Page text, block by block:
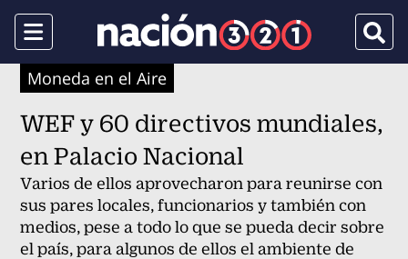
Menu
Moneda en el Aire
WEF y 60 directivos mundiales,
en Palacio Nacional
Varios de ellos aprovecharon para reunirse con
sus pares locales, funcionarios y también con
medios, pese a todo lo que se pueda decir sobre
el país, para algunos de ellos el ambiente de